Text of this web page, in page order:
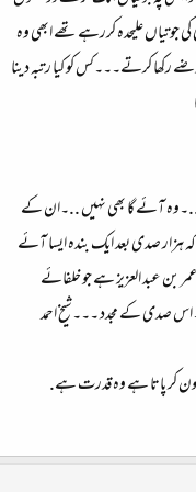
جوتیاں علیحدہ کررہے تھے ابھی وہ
رکھا کرتے۔۔۔کس کو کیا رتبہ دینا
..۔وہ آئے گا بھی نہیں ..۔ان کے
کہ ہزار صدی بعد ایک بندہ ایسا آئے
بن عبد العزیز ہے جو خلفائے
صدی کے مجدد ۔۔۔شیخ احمد
کون کر پاتا ہے وہ قدرت ہے.